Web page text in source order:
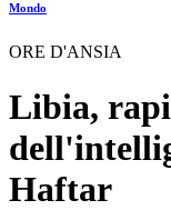
Mondo
ORE D'ANSIA
Libia,
Haftar